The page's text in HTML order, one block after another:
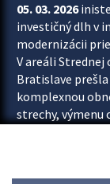
05. 03. 2026
investičný dlh v
modernizácii
V areáli
Bratislave
komplexnou
strechy, výmenu
aj interiéru, kde